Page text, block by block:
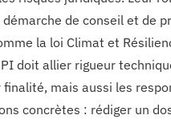
de conseil et de
la loi Climat et
doit allier rigueur
mais aussi les
concrètes : rédiger un